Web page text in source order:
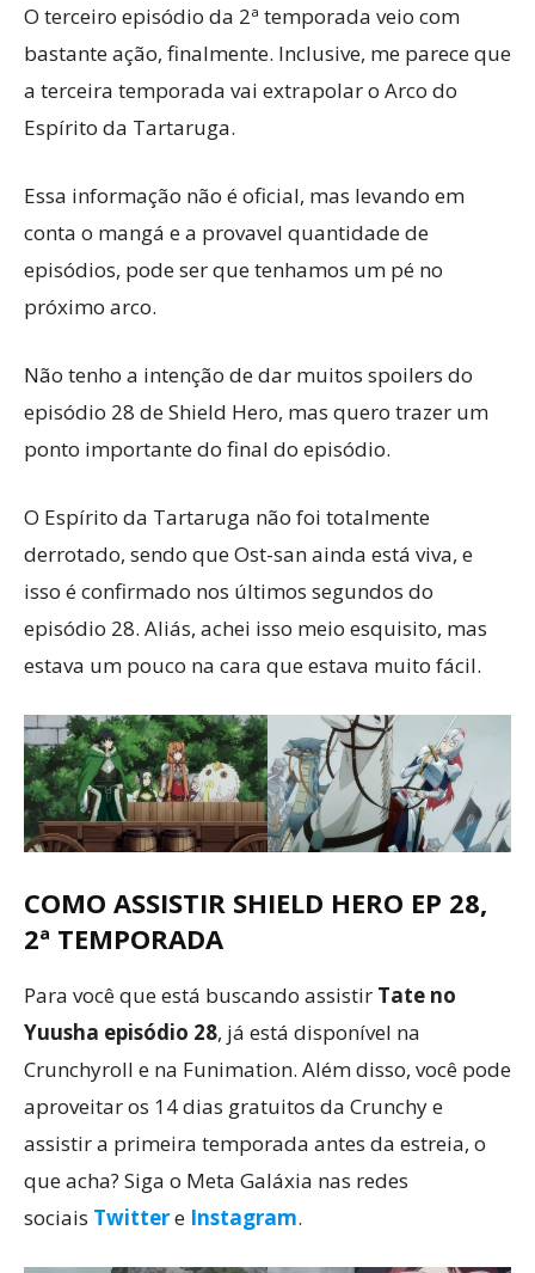
O terceiro episódio da 2ª temporada veio com
bastante ação, finalmente. Inclusive, me parece que
a terceira temporada vai extrapolar o Arco do
Espírito da Tartaruga.
Essa informação não é oficial, mas levando em
conta o mangá e a provavel quantidade de
episódios, pode ser que tenhamos um pé no
próximo arco.
Não tenho a intenção de dar muitos spoilers do
episódio 28 de Shield Hero, mas quero trazer um
ponto importante do final do episódio.
O Espírito da Tartaruga não foi totalmente
derrotado, sendo que Ost-san ainda está viva, e
isso é confirmado nos últimos segundos do
episódio 28. Aliás, achei isso meio esquisito, mas
estava um pouco na cara que estava muito fácil.
COMO ASSISTIR SHIELD HERO EP 28,
2ª TEMPORADA
Para você que está buscando assistir Tate no
Yuusha episódio 28, já está disponível na
Crunchyroll e na Funimation. Além disso, você pode
aproveitar os 14 dias gratuitos da Crunchy e
assistir a primeira temporada antes da estreia, o
que acha? Siga o Meta Galáxia nas redes
sociais Twittere Instagram.